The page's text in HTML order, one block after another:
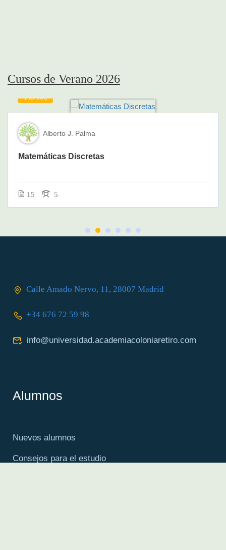
Cursos de Verano 2026
145.00€
Alberto J. Palma
Matemáticas Discretas
15 5
Calle Amado Nervo, 11, 28007 Madrid
+34 676 72 59 98
info@universidad.academiacoloniaretiro.com
Alumnos
Nuevos alumnos
Consejos para el estudio